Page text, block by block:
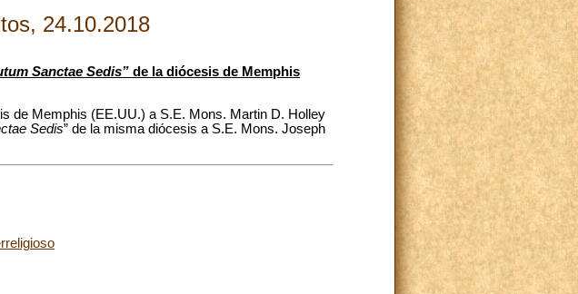
24.10.2018
Sanctae Sedis” de la diócesis de Memphis
de Memphis (EE.UU.) a S.E. Mons. Martin D. Holley
Sedis” de la misma diócesis a S.E. Mons. Joseph